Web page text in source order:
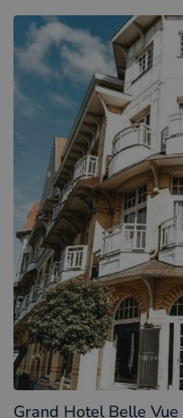
Grand Hotel Belle Vue